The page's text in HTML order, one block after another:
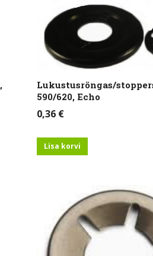
Lukustusröngas/
590/620, Echo
0,36 €
Lisa korvi